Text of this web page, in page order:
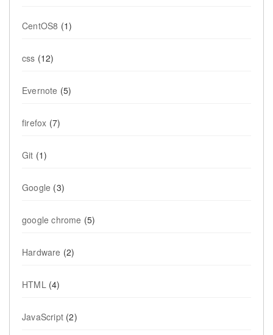
CentOS8 (1)
css (12)
Evernote (5)
firefox (7)
Git (1)
Google (3)
google chrome (5)
Hardware (2)
HTML(4)
JavaScript (2)